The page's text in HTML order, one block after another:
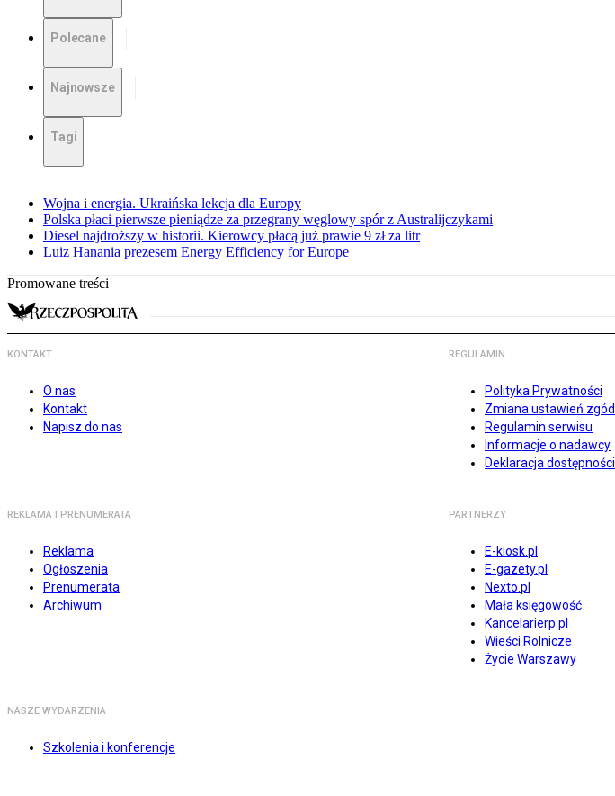
Polecane
Najnowsze
Tagi
Wojna i energia. Ukraińska lekcja dla Europy
Polska płaci pierwsze pieniądze za przegrany węglowy spór z Australijczykami
Diesel najdroższy w historii. Kierowcy płacą już prawie 9 zł za litr
Luiz Hanania prezesem Energy Efficiency for Europe
Promowane treści
KONTAKT
O nas
Kontakt
Napisz do nas
REGULAMIN
Polityka Prywatności
Zmiana ustawień zgód
Regulamin serwisu
Informacje o nadawcy
Deklaracja dostępności
REKLAMA I PRENUMERATA
Reklama
Ogłoszenia
Prenumerata
Archiwum
PARTNERZY
E-kiosk.pl
E-gazety.pl
Nexto.pl
Mała księgowość
Kancelarierp.pl
Wieści Rolnicze
Życie Warszawy
NASZE WYDARZENIA
Szkolenia i konferencje